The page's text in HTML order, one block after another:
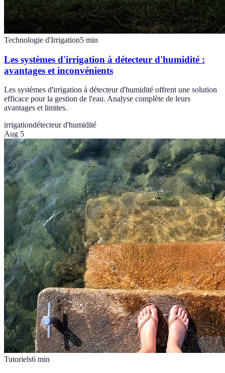
Technologie d'Irrigation5 min
Les systèmes d'irrigation à détecteur d'humidité :
avantages et inconvénients
Les systèmes d'irrigation à détecteur d'humidité offrent une solution
efficace pour la gestion de l'eau. Analyse complète de leurs
avantages et limites.
irrigationdétecteur d'humidité
Aug 5
Tutoriels6 min